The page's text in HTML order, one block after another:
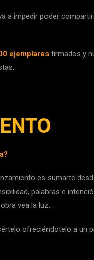
a impedir poder
ejemplares firmados y
es sumarte
palabras e
vea la luz.
ofreciéndotelo a un